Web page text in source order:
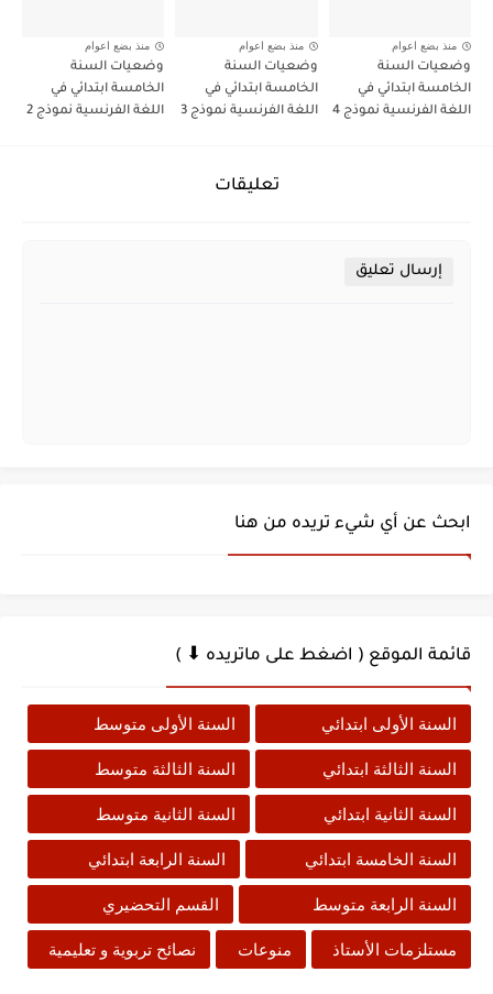
منذ بضع اعوام
وضعيات السنة
الخامسة ابتدائي في
اللغة الفرنسية نموذج 4
منذ بضع اعوام
وضعيات السنة
الخامسة ابتدائي في
اللغة الفرنسية نموذج 3
منذ بضع اعوام
وضعيات السنة
الخامسة ابتدائي في
اللغة الفرنسية نموذج 2
تعليقات
إرسال تعليق
ابحث عن أي شيء تريده من هنا
قائمة الموقع ( اضغط على ماتريده ⬇ )
السنة الأولى ابتدائي السنة الأولى متوسط
السنة الثالثة ابتدائي السنة الثالثة متوسط
السنة الثانية ابتدائي السنة الثانية متوسط
السنة الخامسة ابتدائي السنة الرابعة ابتدائي
السنة الرابعة متوسط القسم التحضيري
مستلزمات الأستاذ منوعات نصائح تربوية و تعليمية